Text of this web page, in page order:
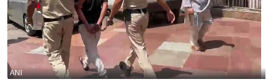
त
र्रा
ष्ट्री
बि
ANI